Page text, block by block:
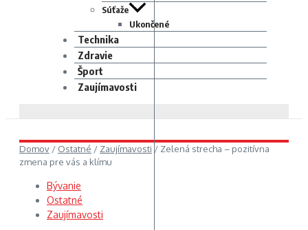
Súťaže
Ukončené
Technika
Zdravie
Šport
Zaujímavosti
Domov / Ostatné / Zaujímavosti / Zelená strecha – pozitívna
zmena pre vás a klímu
Bývanie
Ostatné
Zaujímavosti